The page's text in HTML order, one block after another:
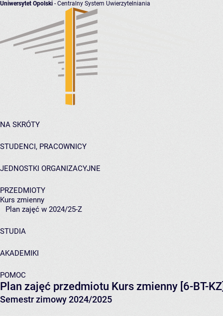
Uniwersytet Opolski - Centralny System Uwierzytelniania
NA SKRÓTY
STUDENCI, PRACOWNICY
JEDNOSTKI ORGANIZACYJNE
PRZEDMIOTY
Kurs zmienny
Plan zajęć w 2024/25-Z
STUDIA
AKADEMIKI
POMOC
Plan zajęć przedmiotu Kurs zmienny [6-BT-
Semestr zimowy 2024/2025